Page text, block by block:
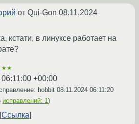
от Qui-Gon 08.11.2024
кстати, в линуксе работает на
+00:00
hobbit 08.11.2024 06:11:20
исправлений: 1)
Ссылка